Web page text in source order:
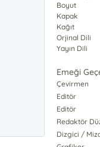
Boyut
Kapak
Kağıt
Orjinal Dili
Yayın Dili
Emeği
Çevirmen
Editör
Editör
Redaktör
Dizgici /